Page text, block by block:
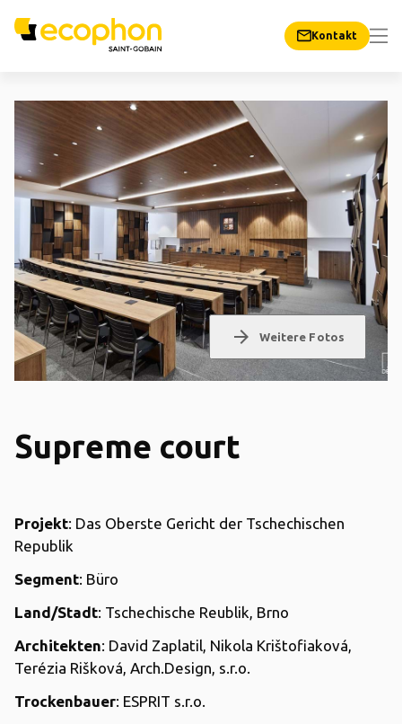
Kontakt
arrow_forward Weitere Fotos
Supreme court
Projekt: Das Oberste Gericht der Tschechischen
Republik
Segment: Büro
Land/Stadt: Tschechische Reublik, Brno
Architekten: David Zaplatil, Nikola Krištofiaková,
Terézia Rišková, Arch.Design, s.r.o.
Trockenbauer: ESPRIT s.r.o.